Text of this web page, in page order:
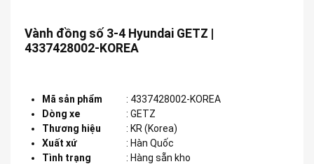
Vành đồng số 3-4 Hyundai GETZ |
4337428002-KOREA
Mã sản phẩm : 4337428002-KOREA
Dòng xe
: GETZ
Thương hiệu
: KR (Korea)
Xuất xứ
: Hàn Quốc
Tình trạng
: Hàng sẵn kho